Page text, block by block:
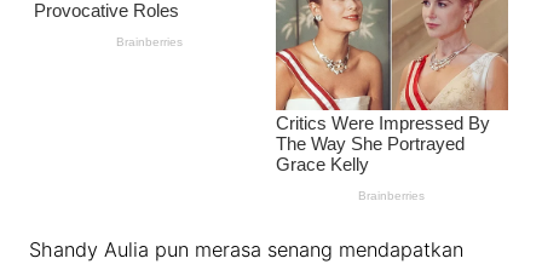
Shandy Aulia pun merasa senang mendapatkan